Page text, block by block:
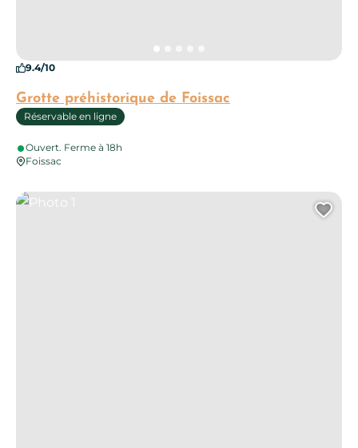
Grotte préhistorique de Foissac
9.4/10
Réservable en ligne
Ouvert. Ferme à 18h
Foissac
Photo 1